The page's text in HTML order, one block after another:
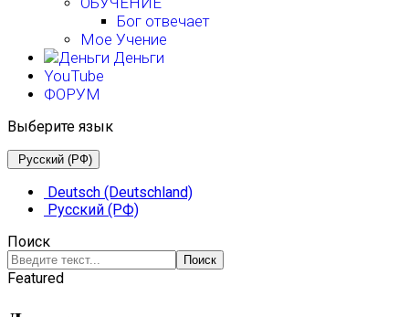
Бог отвечает
Мое Учение
Деньги
YouTube
ФОРУМ
Выберите язык
Русский (РФ)
Deutsch (Deutschland)
Русский (РФ)
Поиск
Поиск
Featured